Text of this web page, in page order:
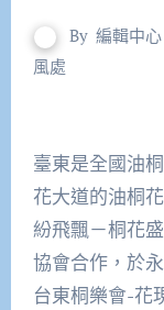
By 編輯中心
風處
臺東是全國油桐最早開花的地方，3月底鹿野龍田桐
花大道的油桐
紛飛飄－桐花
協會合作，於
台東桐樂會-花